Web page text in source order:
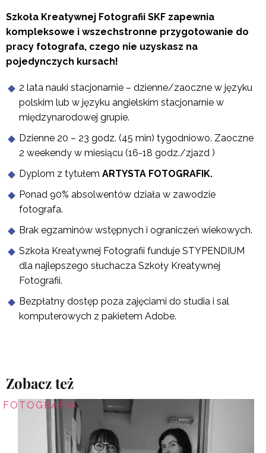
Szkoła Kreatywnej Fotografii SKF zapewnia
kompleksowe i wszechstronne przygotowanie do
pracy fotografa, czego nie uzyskasz na
pojedynczych kursach!
2 lata nauki stacjonarnie – dzienne/zaoczne w języku
polskim lub w języku angielskim stacjonarnie w
międzynarodowej grupie.
Dzienne 20 – 23 godz. (45 min) tygodniowo. Zaoczne
2 weekendy w miesiącu (16-18 godz./zjazd )
Dyplom z tytułem ARTYSTA FOTOGRAFIK.
Ponad 90% absolwentów działa w zawodzie
fotografa.
Brak egzaminów wstępnych i ograniczeń wiekowych.
Szkoła Kreatywnej Fotografii funduje STYPENDIUM
dla najlepszego słuchacza Szkoły Kreatywnej
Fotografii.
Bezpłatny dostęp poza zajęciami do studia i sal
komputerowych z pakietem Adobe.
Zobacz też
FOTOGRAFIA